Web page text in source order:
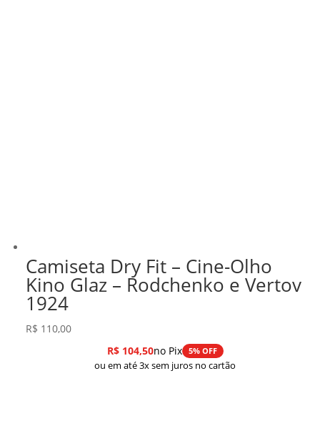
Camiseta Dry Fit – Cine-Olho
Kino Glaz – Rodchenko e Vertov
1924
R$ 110,00
R$104,50no Pix 5% OFF
ou em até 3x sem juros no cartão